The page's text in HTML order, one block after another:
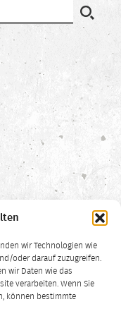
wir Technologien wie
oder darauf zuzugreifen.
wir Daten wie das
verarbeiten. Wenn Sie
können bestimmte